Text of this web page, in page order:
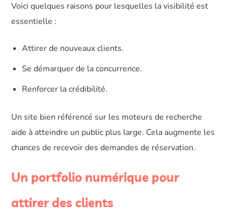
Voici quelques raisons pour lesquelles la visibilité est
essentielle :
Attirer de nouveaux clients.
Se démarquer de la concurrence.
Renforcer la crédibilité.
Un site bien référencé sur les moteurs de recherche
aide à atteindre un public plus large. Cela augmente les
chances de recevoir des demandes de réservation.
Un portfolio numérique pour
attirer des clients